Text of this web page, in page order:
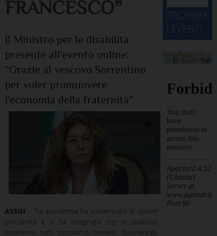
FRANCESCO”
Il Ministro per le disabilità
presente all’evento online:
“Grazie al vescovo Sorrentino
per voler promuovere
l’economia della fraternità”
ASSISI – “La pandemia ha evidenziato le nostre
precarietà e ci ha insegnato che in qualsiasi
momento tutti possiamo trovarci disorientati,
2
4
2
5
2
6
2
7
2
8
2
9
3
0
3
1 1 2 3 4 5 6
PROSSIM
I EVENTI